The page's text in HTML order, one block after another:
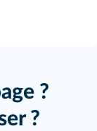
?
?